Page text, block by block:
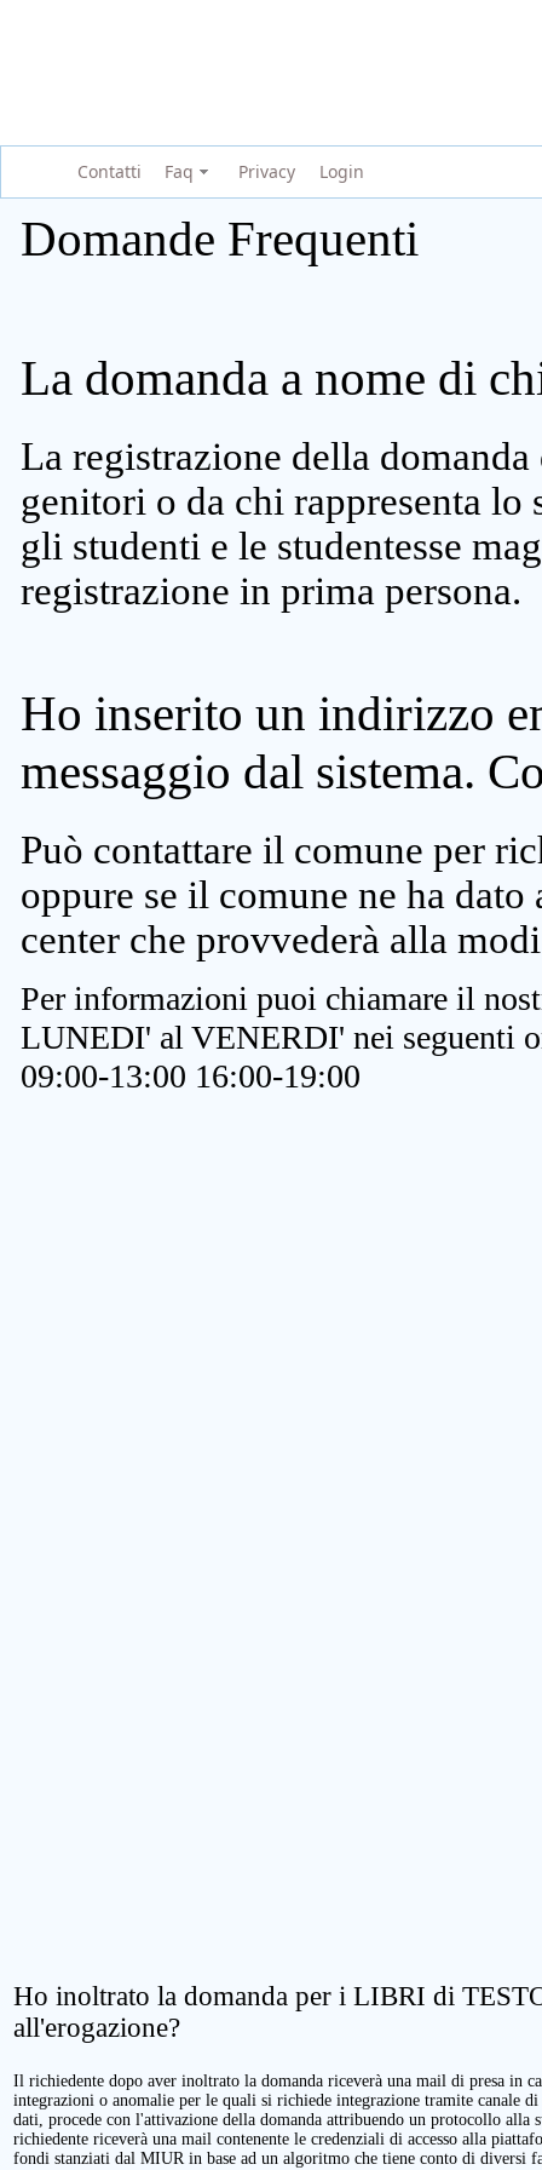
Contatti Faq Privacy Login
Domande Frequenti
La domanda a nome di
La registrazione della
genitori o da chi rappresenta lo
gli studenti e le studentesse
registrazione in prima persona.
Ho inserito un indirizzo
messaggio dal sistema.
Può contattare il comune per
oppure se il comune ne ha
center che provvederà alla
Per informazioni puoi chiamare il
LUNEDI' al VENERDI' nei seguenti
09:00-13:00 16:00-19:00
Ho inoltrato la domanda per i LIBRI di
all'erogazione?
Il richiedente dopo aver inoltrato la domanda riceverà una mail di presa in
integrazioni o anomalie per le quali si richiede integrazione tramite canale
dati, procede con l'attivazione della domanda attribuendo un protocollo alla
richiedente riceverà una mail contenente le credenziali di accesso alla
fondi stanziati dal MIUR in base ad un algoritmo che tiene conto di diversi